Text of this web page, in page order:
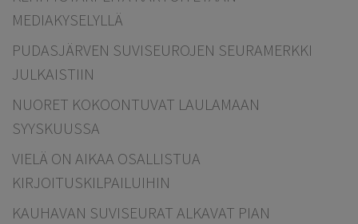
MEDIAKYSELYLLÄ
PUDASJÄRVEN SUVISEUROJEN SEURAMERKKI
JULKAISTIIN
NUORET KOKOONTUVAT LAULAMAAN
SYYSKUUSSA
VIELÄ ON AIKAA OSALLISTUA
KIRJOITUSKILPAILUIHIN
KAUHAVAN SUVISEURAT ALKAVAT PIAN